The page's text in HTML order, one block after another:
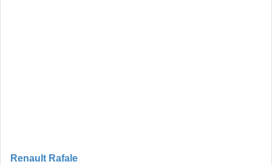
Renault Rafale